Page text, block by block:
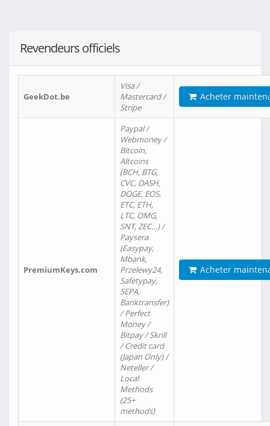
Revendeurs officiels
GeekDot.be
Visa /
Mastercard /
Stripe
Acheter
PremiumKeys.com
Paypal /
Webmoney /
Bitcoin,
Altcoins
(BCH, BTG,
CVC, DASH,
DOGE, EOS,
ETC, ETH,
LTC, OMG,
SNT, ZEC…) /
Paysera
(Easypay,
Mbank,
Przelewy24,
Safetypay,
SEPA,
Banktransfer)
/ Perfect
Money /
Bitpay / Skrill
/ Credit card
(Japan Only) /
Neteller /
Local
Methods
(25+
methods)
Acheter